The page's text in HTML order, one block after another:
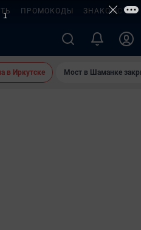
ПРОМОКОДЫ ЗНАКОМСТВА
в Иркутске Мост в Шаманке